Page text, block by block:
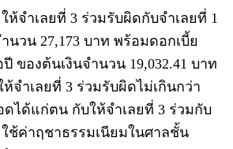
ห้จำเลยที่ 3 ร่วมรับผิดกับจำเลยที่ 1
นวน 27,173 บาท พร้อมดอกเบี้ย
ของต้นเงินจำนวน 19,032.41 บาท
จำเลยที่ 3 ร่วมรับผิดไม่เกินกว่า
ได้แก่ตน กับให้จำเลยที่ 3 ร่วมกับ
ใช้ค่าฤชาธรรมเนียมในศาลชั้น